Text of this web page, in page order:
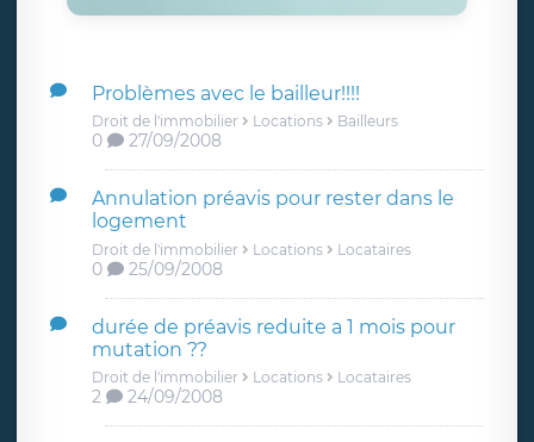
Problèmes avec le bailleur!!!!
Droit de l'immobilier Locations Bailleurs
0 27/09/2008
Annulation préavis pour rester dans le
logement
Droit de l'immobilier Locations Locataires
0 25/09/2008
durée de préavis reduite a 1 mois pour
mutation ??
Droit de l'immobilier Locations Locataires
2 24/09/2008